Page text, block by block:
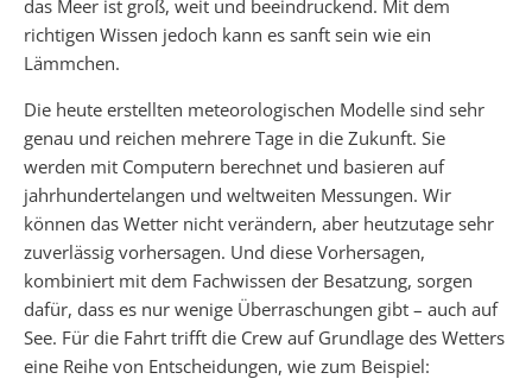
das Meer ist groß, weit und beeindruckend. Mit dem
richtigen Wissen jedoch kann es sanft sein wie ein
Lämmchen.
Die heute erstellten meteorologischen Modelle sind sehr
genau und reichen mehrere Tage in die Zukunft. Sie
werden mit Computern berechnet und basieren auf
jahrhundertelangen und weltweiten Messungen. Wir
können das Wetter nicht verändern, aber heutzutage sehr
zuverlässig vorhersagen. Und diese Vorhersagen,
kombiniert mit dem Fachwissen der Besatzung, sorgen
dafür, dass es nur wenige Überraschungen gibt – auch auf
See. Für die Fahrt trifft die Crew auf Grundlage des Wetters
eine Reihe von Entscheidungen, wie zum Beispiel: